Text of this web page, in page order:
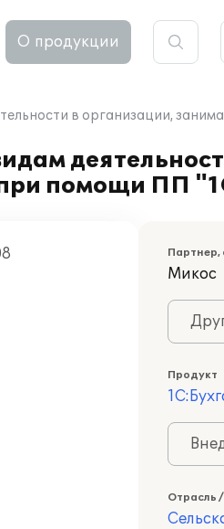
О продукции
в организации,
помощи ПП
Партнер,
Микос
Продукт
Отрасль